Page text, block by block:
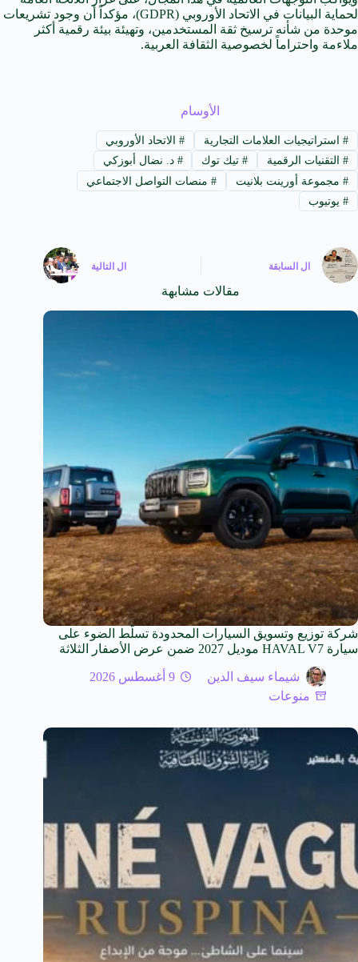
لحماية البيانات في الاتحاد الأوروبي (GDPR)، مؤكداً أن وجود تشريعات
موحدة من شأنه ترسيخ ثقة المستخدمين، وتهيئة بيئة رقمية أكثر
ملاءمة واحتراماً لخصوصية الثقافة العربية.
الأوسام
#استراتيجيات العلامات التجارية #الاتحاد الأوروبي
#التقنيات الرقمية #تيك توك # د. نضال أبوزكي
#مجموعة أورينت بلانيت #منصات التواصل الاجتماعي
#يوتيوب
ال السابقة ال التالية
مقالات مشابهة
شركة توزيع وتسويق السيارات المحدودة تسلّط الضوء على
سيارة HAVAL V7 موديل 2027 ضمن عرض الأصفار الثلاثة
شيماء سيف الدين
9 أغسطس 2026
منوعات